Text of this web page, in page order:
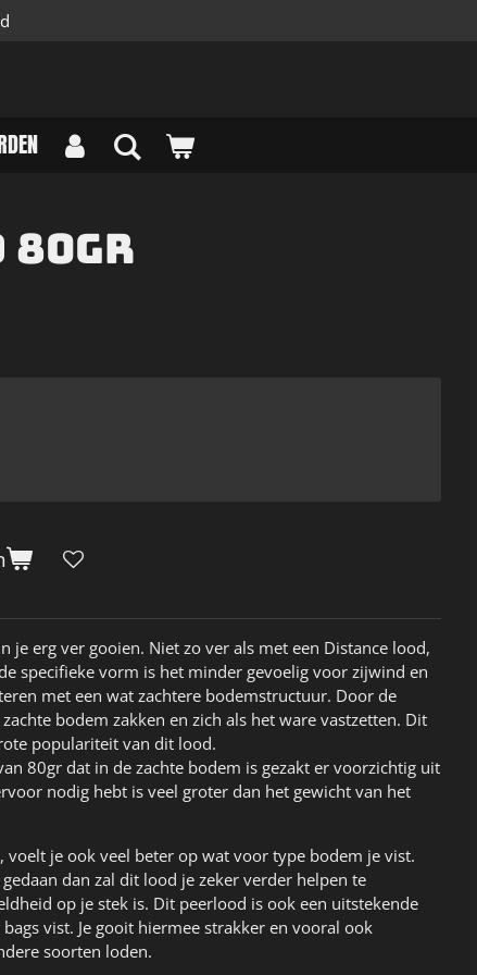
80gr
je erg ver gooien. Niet zo ver als met een Distance lood,
specifieke vorm is het minder gevoelig voor zijwind en
met een wat zachtere bodemstructuur. Door de
bodem zakken en zich als het ware vastzetten. Dit
populariteit van dit lood.
80gr dat in de zachte bodem is gezakt er voorzichtig uit
nodig hebt is veel groter dan het gewicht van het
je ook veel beter op wat voor type bodem je vist.
dan zal dit lood je zeker verder helpen te
op je stek is. Dit peerlood is ook een uitstekende
vist. Je gooit hiermee strakker en vooral ook
soorten loden.